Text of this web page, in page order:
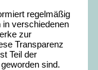
regelmäßig
verschiedenen
zur
Transparenz
Teil der
sind.